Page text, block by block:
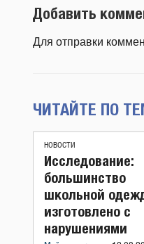
Добавить
Для отправки
ЧИТАЙТЕ ПО
НОВОСТИ
Исследование:
большинство
школьной
изготовлено с
нарушениями